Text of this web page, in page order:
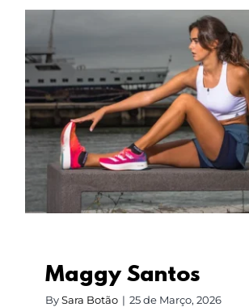
Maggy Santos
Maggy Santos
BySara Botão | 25 de Março, 2026